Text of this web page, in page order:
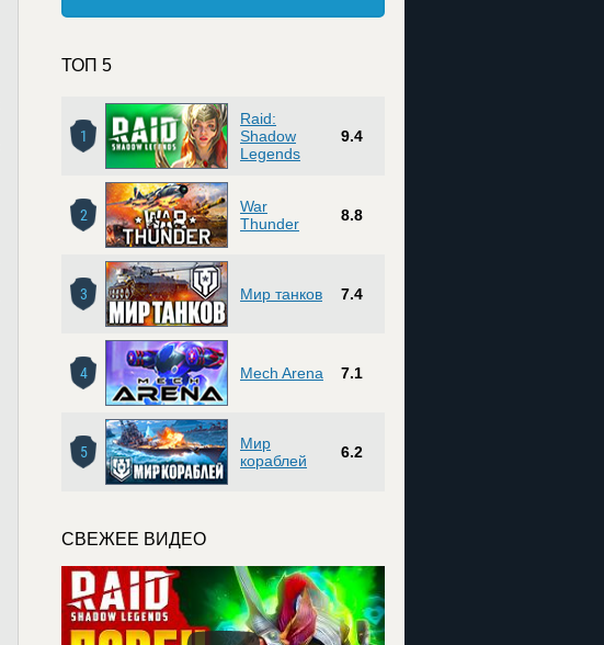
ТОП 5
1
Raid:
Shadow
Legends
9.4
2
War
Thunder
8.8
3 Мир танков 7.4
4 Mech Arena 7.1
5
Мир
кораблей
6.2
СВЕЖЕЕ ВИДЕО